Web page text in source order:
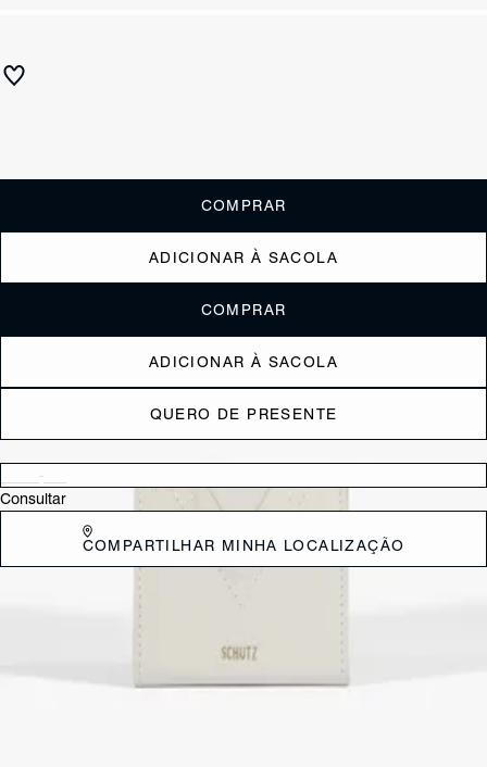
COMPRAR
ADICIONAR À SACOLA
COMPRAR
ADICIONAR À SACOLA
QUERO DE PRESENTE
Consultar
COMPARTILHAR MINHA LOCALIZAÇÃO
Com fechamento com botão de pressão e práticos compartimentos
para levar cartões, dinheiro e documentos, esta carteira feminina
branca se destaca por seu design compacto e sofisticado, ideal para